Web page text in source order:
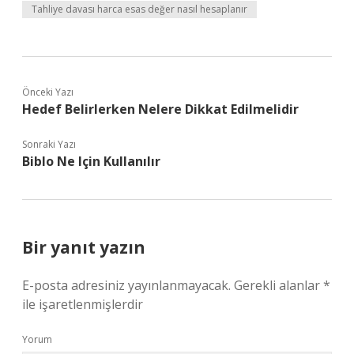
Tahliye davası harca esas değer nasıl hesaplanır
Önceki Yazı
Hedef Belirlerken Nelere Dikkat Edilmelidir
Sonraki Yazı
Biblo Ne Için Kullanılır
Bir yanıt yazın
E-posta adresiniz yayınlanmayacak. Gerekli alanlar*
ile işaretlenmişlerdir
Yorum